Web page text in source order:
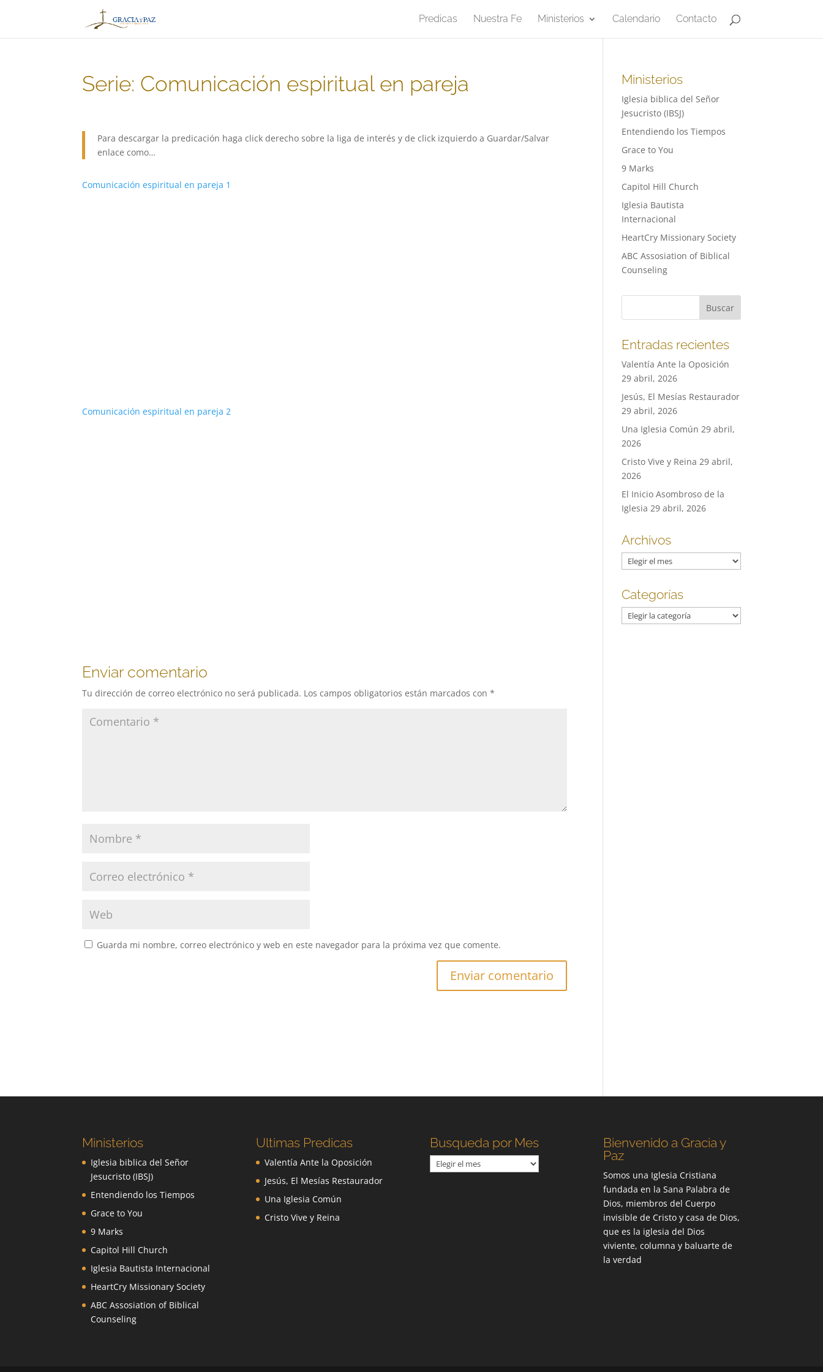
Predicas Nuestra Fe Ministerios Calendario Contacto
Serie: Comunicación espiritual en pareja
Para descargar la predicación haga click derecho sobre la liga de interés y de click izquierdo a Guardar/Salvar
enlace como…
Comunicación espiritual en pareja 1
Comunicación espiritual en pareja 2
Enviar comentario
Tu dirección de correo electrónico no será publicada. Los campos obligatorios están marcados con*
Guarda mi nombre, correo electrónico y web en este navegador para la próxima vez que comente.
Ministerios
Iglesia biblica del Señor
Jesucristo (IBSJ)
Entendiendo los Tiempos
Grace to You
9 Marks
Capitol Hill Church
Iglesia Bautista
Internacional
HeartCry Missionary Society
ABC Assosiation of Biblical
Counseling
Entradas recientes
Valentía Ante la Oposición
29 abril, 2026
Jesús, El Mesías Restaurador
29 abril, 2026
Una Iglesia Común 29 abril,
2026
Cristo Vive y Reina 29 abril,
2026
El Inicio Asombroso de la
Iglesia 29 abril, 2026
Archivos
Archivos
Categorías
Categorías
Ministerios
Iglesia biblica del Señor
Jesucristo (IBSJ)
Entendiendo los Tiempos
Grace to You
9 Marks
Capitol Hill Church
Iglesia Bautista Internacional
HeartCry Missionary Society
ABC Assosiation of Biblical
Counseling
Ultimas Predicas
Valentía Ante la Oposición
Jesús, El Mesías Restaurador
Una Iglesia Común
Cristo Vive y Reina
Busqueda por Mes
Busqueda
por
Bienvenido a Gracia y
Paz
Somos una Iglesia Cristiana
fundada en la Sana Palabra de
Dios, miembros del Cuerpo
invisible de Cristo y casa de Dios,
que es la iglesia del Dios
viviente, columna y baluarte de
la verdad